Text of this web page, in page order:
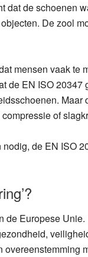
dat de schoenen
De zool
mensen vaak te
de EN ISO
of
de EN ISO
Europese Unie.